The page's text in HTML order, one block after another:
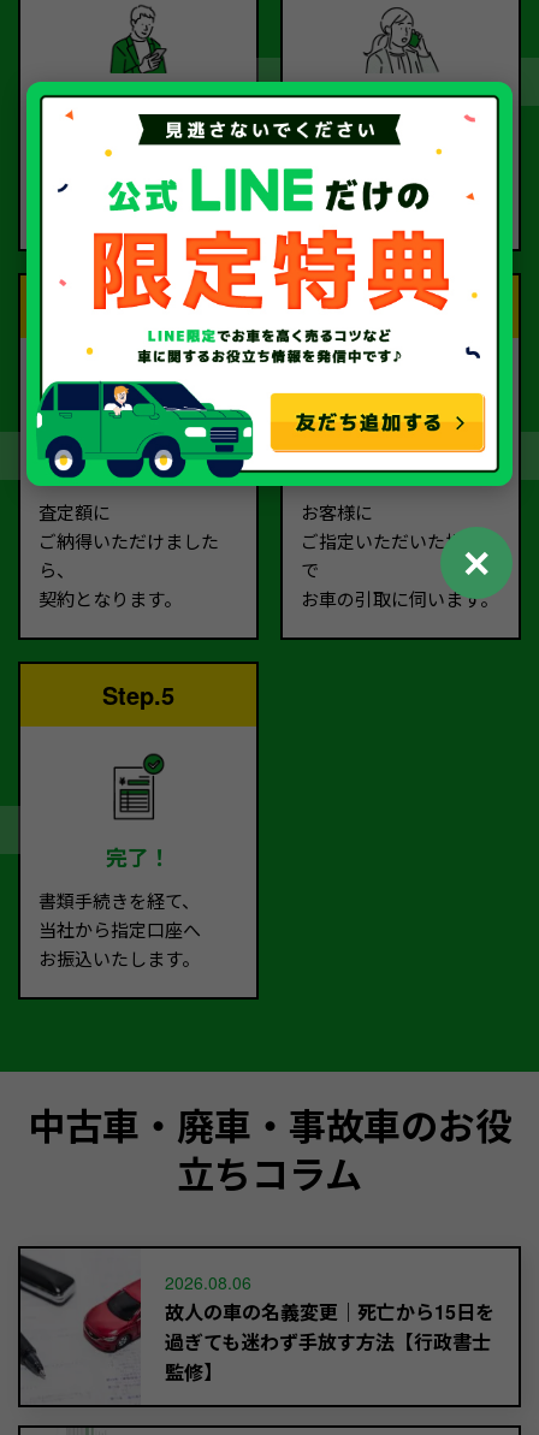
ご依頼
お電話または査定フォー
ムより
ご依頼ください。
査定
査定のプロが
お電話で回答いたしま
す。
Step.3
契約
査定額に
ご納得いただけました
ら、
契約となります。
Step.4
お引取り
お客様に
ご指定いただいた場所ま
で
お車の引取に伺います。
Step.5
完了！
書類手続きを経て、
当社から指定口座へ
お振込いたします。
中古車・廃車・事故車のお役
立ちコラム
2026.08.06
故人の車の名義変更｜死亡から15日を
過ぎても迷わず手放す方法【行政書士
監修】
✕